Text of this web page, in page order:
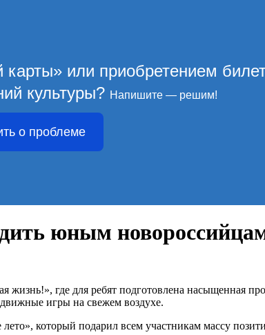
или приобретением
культуры? Напишите — решим!
о проблеме
юным
жизнь!», где для ребят подготовлена насыщенная
игры на свежем воздухе.
который подарил всем участникам массу